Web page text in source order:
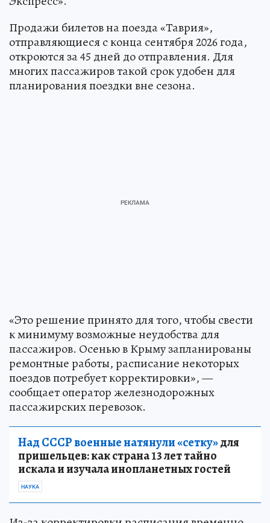
Продажи билетов на поезда «Таврия»,
отправляющиеся с конца сентября 2026 года,
откроются за 45 дней до отправления. Для
многих пассажиров такой срок удобен для
планирования поездки вне сезона.
«Это решение принято для того, чтобы свести
к минимуму возможные неудобства для
пассажиров. Осенью в Крыму запланированы
ремонтные работы, расписание некоторых
поездов потребует корректировки», —
сообщает оператор железнодорожных
пассажирских перевозок.
Над СССР военные натянули «сетку»для
пришельцев: как страна 13 лет тайно
искала и изучала инопланетных гостей
НАУКА